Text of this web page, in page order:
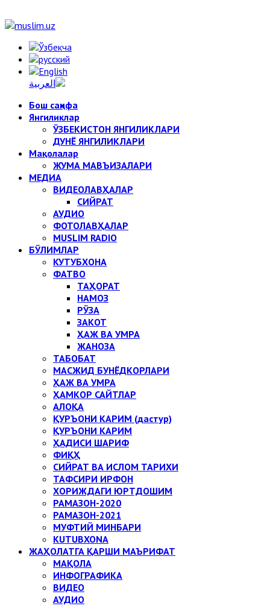
Бош саҳифа
Янгиликлар
ЎЗБЕКИСТОН ЯНГИЛИКЛАРИ
ДУНЁ ЯНГИЛИКЛАРИ
Мақолалар
ЖУМА МАВЪИЗАЛАРИ
МЕДИА
ВИДЕОЛАВҲАЛАР
СИЙРАТ
АУДИО
ФОТОЛАВҲАЛАР
MUSLIM RADIO
БЎЛИМЛАР
КУТУБХОНА
ФАТВО
ТАҲОРАТ
НАМОЗ
РЎЗА
ЗАКОТ
ҲАЖ ВА УМРА
ЖАНОЗА
ТАБОБАТ
МАСЖИД БУНЁДКОРЛАРИ
ҲАЖ ВА УМРА
ҲАМКОР САЙТЛАР
АЛОҚА
ҚУРЪОНИ КАРИМ (дастур)
ҚУРЪОНИ КАРИМ
ҲАДИСИ ШАРИФ
ФИҚҲ
СИЙРАТ ВА ИСЛОМ ТАРИХИ
ТАФСИРИ ИРФОН
ХОРИЖДАГИ ЮРТДОШИМ
РАМАЗОН-2020
РАМАЗОН-2021
МУФТИЙ МИНБАРИ
KUTUBXONA
ЖАҲОЛАТГА ҚАРШИ МАЪРИФАТ
МАҚОЛА
ИНФОГРАФИКА
ВИДЕО
АУДИО